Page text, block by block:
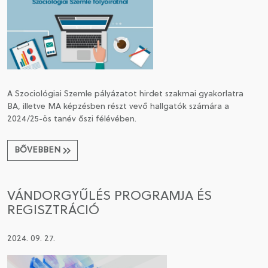
A Szociológiai Szemle pályázatot hirdet szakmai gyakorlatra
BA, illetve MA képzésben részt vevő hallgatók számára a
2024/25-ös tanév őszi félévében.
BŐVEBBEN
VÁNDORGYŰLÉS PROGRAMJA ÉS
REGISZTRÁCIÓ
2024. 09. 27.